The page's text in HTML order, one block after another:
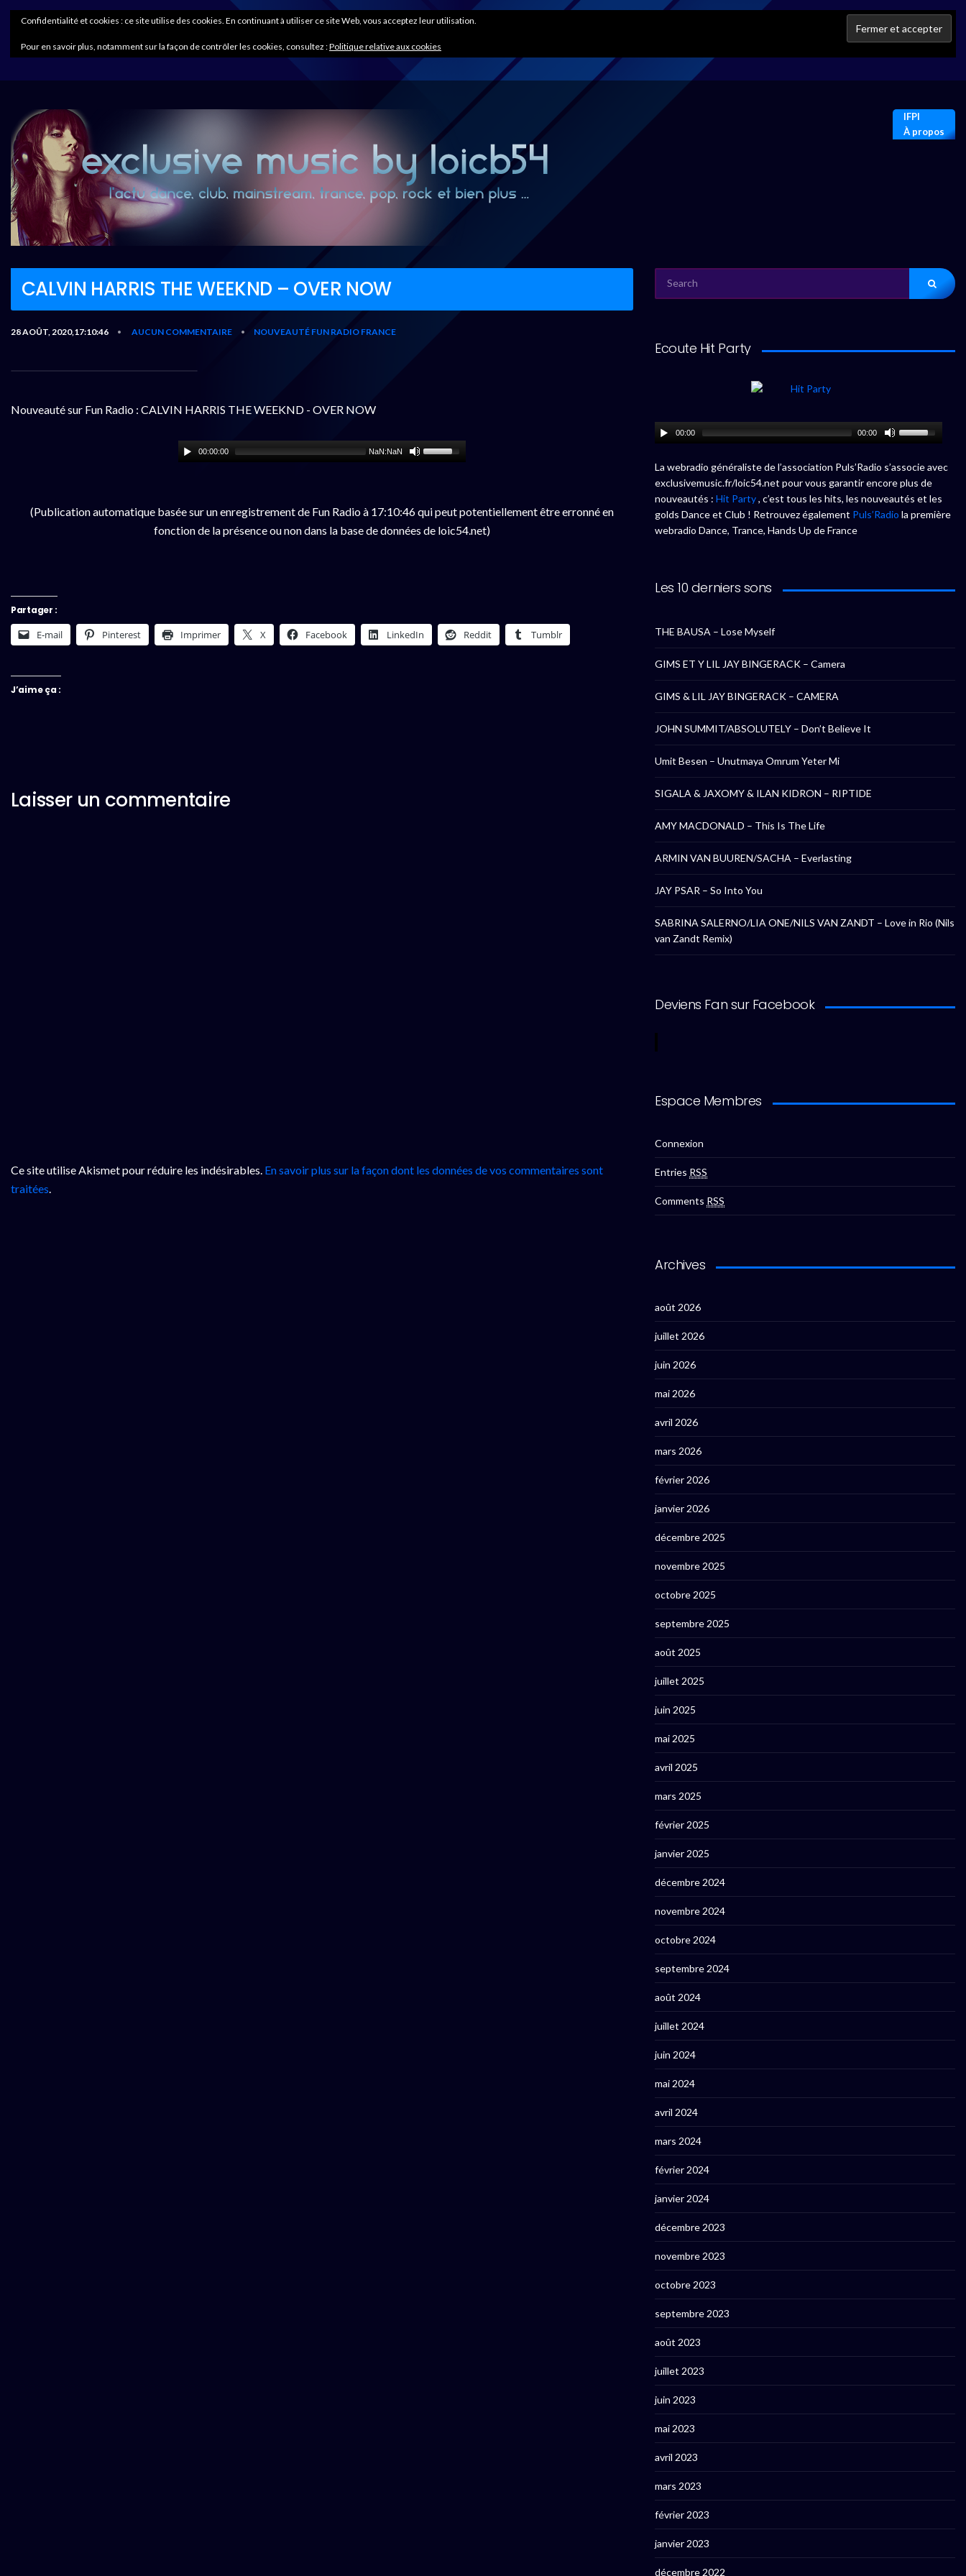
IFPI
À propos
CALVIN HARRIS THE WEEKND – OVER NOW
28 AOÛT, 2020,17:10:46 • AUCUN COMMENTAIRE • NOUVEAUTÉ FUN RADIO FRANCE
Nouveauté sur Fun Radio : CALVIN HARRIS THE WEEKND - OVER NOW
00:00:00 NaN:NaN
(Publication automatique basée sur un enregistrement de Fun Radio à 17:10:46 qui peut potentiellement être erronné en
fonction de la présence ou non dans la base de données de loic54.net)
Partager :
E-mail Pinterest Imprimer X Facebook LinkedIn Reddit Tumblr
J’aime ça :
Laisser un commentaire
Ce site utilise Akismet pour réduire les indésirables. En savoir plus sur la façon dont les données de vos commentaires sont
traitées.
FOR:
Ecoute Hit Party
00:00 00:00
La webradio généraliste de l’association Puls’Radio s’associe avec
exclusivemusic.fr/loic54.net pour vous garantir encore plus de
nouveautés : Hit Party, c’est tous les hits, les nouveautés et les
golds Dance et Club ! Retrouvez également Puls’Radio la première
webradio Dance, Trance, Hands Up de France
Les 10 derniers sons
THE BAUSA – Lose Myself
GIMS ET Y LIL JAY BINGERACK – Camera
GIMS & LIL JAY BINGERACK – CAMERA
JOHN SUMMIT/ABSOLUTELY – Don’t Believe It
Umit Besen – Unutmaya Omrum Yeter Mi
SIGALA & JAXOMY & ILAN KIDRON – RIPTIDE
AMY MACDONALD – This Is The Life
ARMIN VAN BUUREN/SACHA – Everlasting
JAY PSAR – So Into You
SABRINA SALERNO/LIA ONE/NILS VAN ZANDT – Love in Rio (Nils
van Zandt Remix)
Deviens Fan sur Facebook
Espace Membres
Connexion
Entries RSS
Comments RSS
Archives
août 2026
juillet 2026
juin 2026
mai 2026
avril 2026
mars 2026
février 2026
janvier 2026
décembre 2025
novembre 2025
octobre 2025
septembre 2025
août 2025
juillet 2025
juin 2025
mai 2025
avril 2025
mars 2025
février 2025
janvier 2025
décembre 2024
novembre 2024
octobre 2024
septembre 2024
août 2024
juillet 2024
juin 2024
mai 2024
avril 2024
mars 2024
février 2024
janvier 2024
décembre 2023
novembre 2023
octobre 2023
septembre 2023
août 2023
juillet 2023
juin 2023
mai 2023
avril 2023
mars 2023
février 2023
janvier 2023
décembre 2022
Confidentialité et cookies : ce site utilise des cookies. En continuant à utiliser ce site Web, vous acceptez leur utilisation.
Pour en savoir plus, notamment sur la façon de contrôler les cookies, consultez :Politique relative aux cookies